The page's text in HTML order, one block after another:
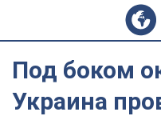
Под боком
Украина